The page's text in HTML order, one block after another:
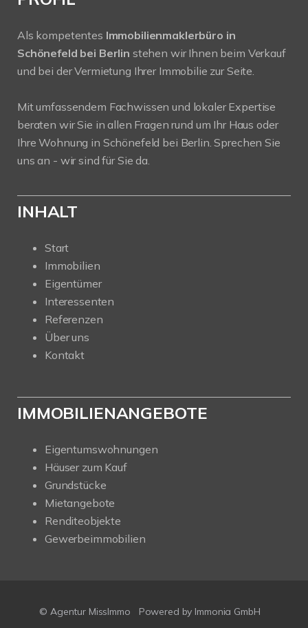
Als kompetentes Immobilienmaklerbüro in
Schönefeld bei Berlin stehen wir Ihnen beim Verkauf
und bei der Vermietung Ihrer Immobilie zur Seite.
Mit umfassendem Fachwissen und lokaler Expertise
beraten wir Sie in allen Fragen rund um Ihr Haus oder
Ihre Wohnung in Schönefeld bei Berlin. Sprechen Sie
uns an - wir sind für Sie da.
INHALT
Start
Immobilien
Eigentümer
Interessenten
Referenzen
Über uns
Kontakt
IMMOBILIENANGEBOTE
Eigentumswohnungen
Häuser zum Kauf
Grundstücke
Mietangebote
Renditeobjekte
Gewerbeimmobilien
© Agentur MissImmo Powered by Immonia GmbH